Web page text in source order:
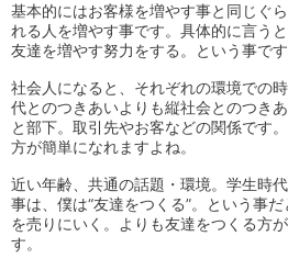
基本的にはお客様を増やす事と同じぐ
れる人を増やす事です。具体的に言う
友達を増やす努力をする。という事です
社会人になると、それぞれの環境での
代とのつきあいよりも縦社会とのつき
と部下。取引先やお客などの関係です
方が簡単になれますよね。
近い年齢、共通の話題・環境。学生時
事は、僕は“友達をつくる”。という事
を売りにいく。よりも友達をつくる方
す。